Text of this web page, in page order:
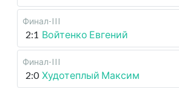
Финал-III
2:1 Войтенко Евгений
Финал-III
2:0 Худотеплый Максим